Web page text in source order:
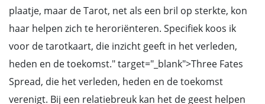
plaatje, maar de Tarot, net als een bril op sterkte, kon
haar helpen zich te heroriënteren. Specifiek koos ik
voor de tarotkaart, die inzicht geeft in het verleden,
heden en de toekomst." target="_blank">Three Fates
Spread, die het verleden, heden en de toekomst
verenigt. Bij een relatiebreuk kan het de geest helpen